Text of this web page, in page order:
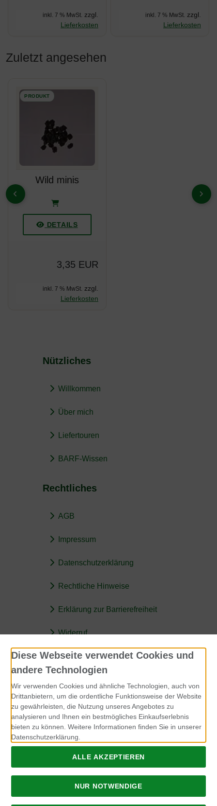
inkl. 7 % MwSt. zzgl.
Lieferkosten
inkl. 7 % MwSt. zzgl.
Lieferkosten
Zuletzt angesehen
ZURÜCK
Wild minis
DETAILS
3,35 EUR
inkl. 7 % MwSt. zzgl.
Lieferkosten
VOR
Nützliches
Willkommen
Über mich
Liefertouren
BARF-Wissen
Rechtliches
AGB
Impressum
Datenschutzerklärung
Rechtliche Hinweise
Erklärung zur Barrierefreiheit
Widerruf
Kontakt
Rohfutter für Hunde
Jennifer Müller
Breckerfelder Strasse 149
58256 Ennepetal
info@rohfutter-fuer-hunde.de
Alle Preise inkl. gesetzl. MwSt. zzgl. Lieferkosten
Hunde.
Diese Webseite verwendet Cookies und
andere Technologien
Wir verwenden Cookies und ähnliche Technologien, auch von
Drittanbietern, um die ordentliche Funktionsweise der Website
zu gewährleisten, die Nutzung unseres Angebotes zu
analysieren und Ihnen ein bestmögliches Einkaufserlebnis
bieten zu können. Weitere Informationen finden Sie in unserer
Datenschutzerklärung.
ALLE AKZEPTIEREN
NUR NOTWENDIGE